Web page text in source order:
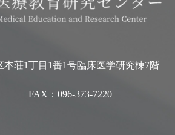
本荘1丁目1番1号臨床医学研究棟7階
FAX：096-373-7220